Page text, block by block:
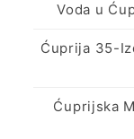
Voda u
Ćuprija 35-
Ćuprijska